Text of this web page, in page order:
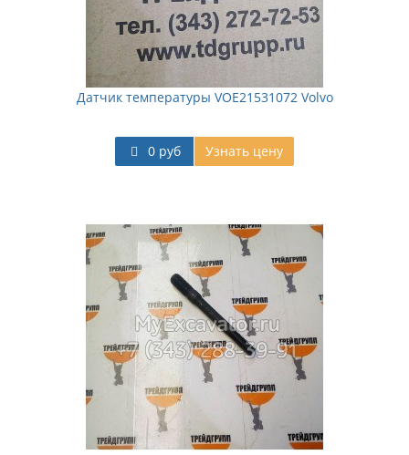
Датчик температуры VOE21531072 Volvo
0 руб Узнать цену